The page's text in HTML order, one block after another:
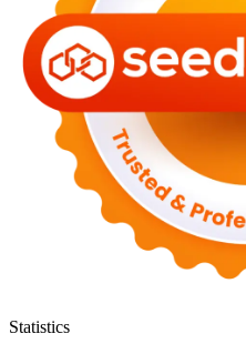
Statistics